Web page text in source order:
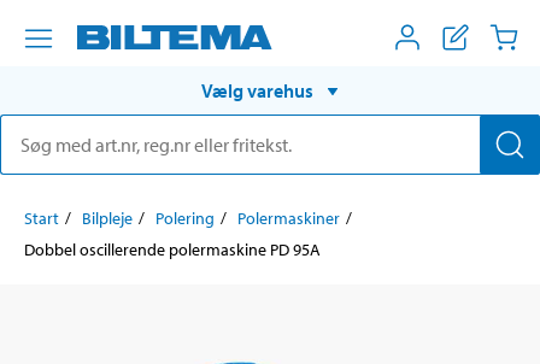
Vælg varehus
Start Bilpleje Polering
Polermaskiner
Dobbel oscillerende polermaskine PD 95A